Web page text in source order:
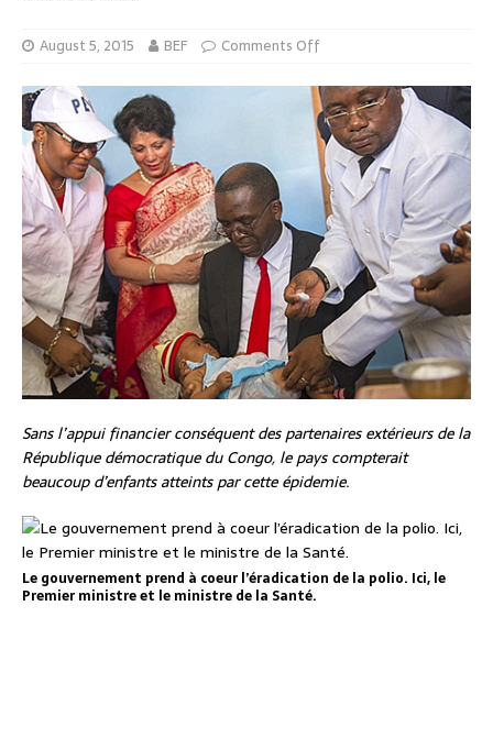
August 5, 2015 BEF Comments Off
Sans l’appui financier conséquent des partenaires extérieurs de la
République démocratique du Congo, le pays compterait
beaucoup d’enfants atteints par cette épidemie.
Le gouvernement prend à coeur l’éradication de la polio. Ici, le
Premier ministre et le ministre de la Santé.